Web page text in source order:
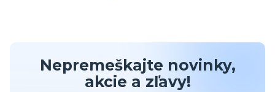
Nepremeškajte novinky,
akcie a zľavy!